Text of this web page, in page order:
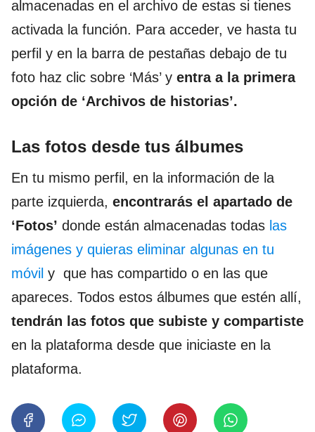
almacenadas en el archivo de estas si tienes
activada la función. Para acceder, ve hasta tu
perfil y en la barra de pestañas debajo de tu
foto haz clic sobre ‘Más’ y entra a la primera
opción de ‘Archivos de historias’.
Las fotos desde tus álbumes
En tu mismo perfil, en la información de la
parte izquierda, encontrarás el apartado de
‘Fotos’ donde están almacenadas todas las
imágenes y quieras eliminar algunas en tu
móvil y que has compartido o en las que
apareces. Todos estos álbumes que estén allí,
tendrán las fotos que subiste y compartiste
en la plataforma desde que iniciaste en la
plataforma.